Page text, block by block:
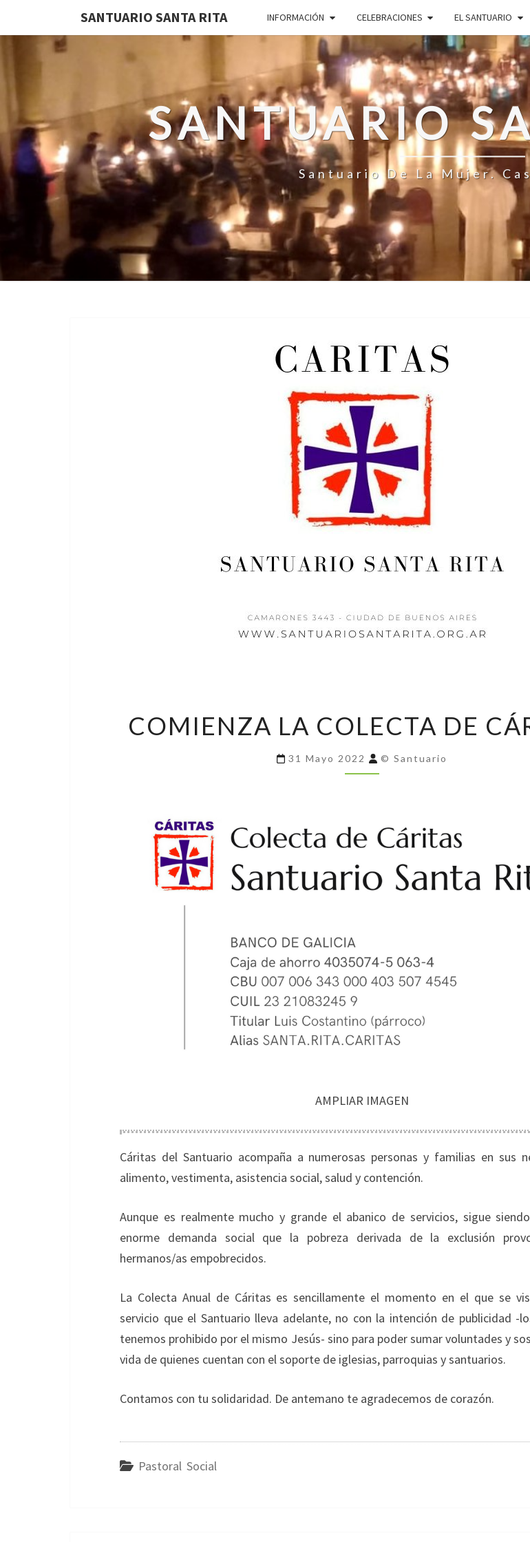
SANTUARIO SANTA RITA INFORMACIÓN CELEBRACIONES EL SANTUARIO
SANTUARIO
Santuario De La Mujer.
LA
DE
COMIENZA LA COLECTA DE
31 Mayo 2022 © Santuario
AMPLIAR IMAGEN
Cáritas del Santuario acompaña a numerosas personas y familias en sus
alimento, vestimenta, asistencia social, salud y contención.
Aunque es realmente mucho y grande el abanico de servicios, sigue
enorme demanda social que la pobreza derivada de la exclusión
hermanos/as empobrecidos.
La Colecta Anual de Cáritas es sencillamente el momento en el que se
servicio que el Santuario lleva adelante, no con la intención de publicidad -
tenemos prohibido por el mismo Jesús- sino para poder sumar voluntades y
vida de quienes cuentan con el soporte de iglesias, parroquias y santuarios.
Contamos con tu solidaridad. De antemano te agradecemos de corazón.
Pastoral Social